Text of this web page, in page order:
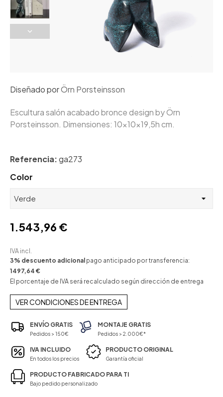
Diseñado porÖrn Porsteinsson
Escultura salón acabado bronce design by Örn
Porsteinsson. Dimensiones: 10x10x19,5h cm.
Referencia:ga273
Color
1.543,96 €
IVA incl.
3% descuento adicional pago anticipado por transferencia:
1497,64 €
El porcentaje de IVA será recalculado según dirección de entrega
VER CONDICIONES DE ENTREGA
ENVÍO GRATIS
Pedidos > 150€
MONTAJE GRATIS
Pedidos > 2.000€*
IVA INCLUIDO
En todos los precios
PRODUCTO ORIGINAL
Garantía oficial
PRODUCTO FABRICADO PARA TI
Bajo pedido personalizado